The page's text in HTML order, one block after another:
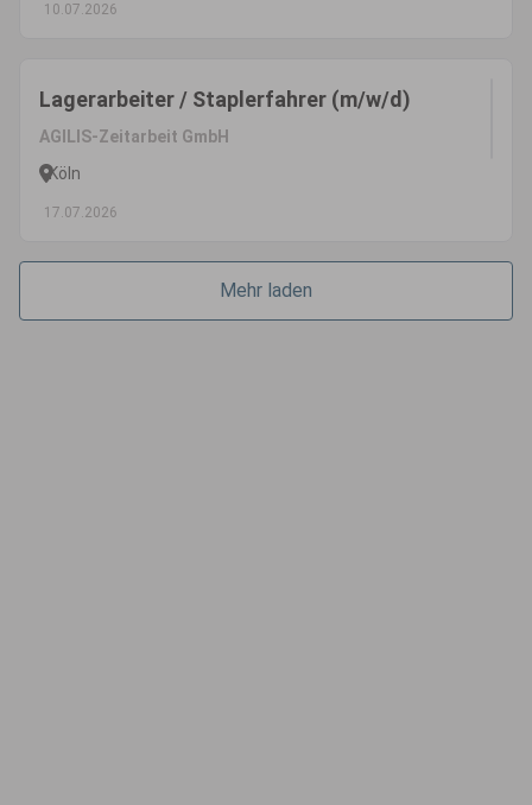
10.07.2026
Lagerarbeiter / Staplerfahrer (m/w/d)
AGILIS-Zeitarbeit GmbH
Köln
17.07.2026
Mehr laden